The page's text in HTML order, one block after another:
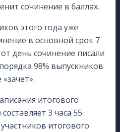
сочинение в баллах.
этого года уже
в основной срок 7
день сочинение писали
98% выпускников
итогового
3 часа 55
итогового